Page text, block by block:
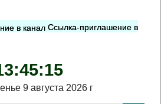
Ссылка-приглашение в
9 августа 2026 г